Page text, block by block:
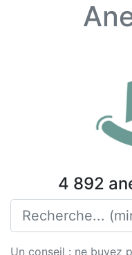
4 892
Un conseil : ne buvez